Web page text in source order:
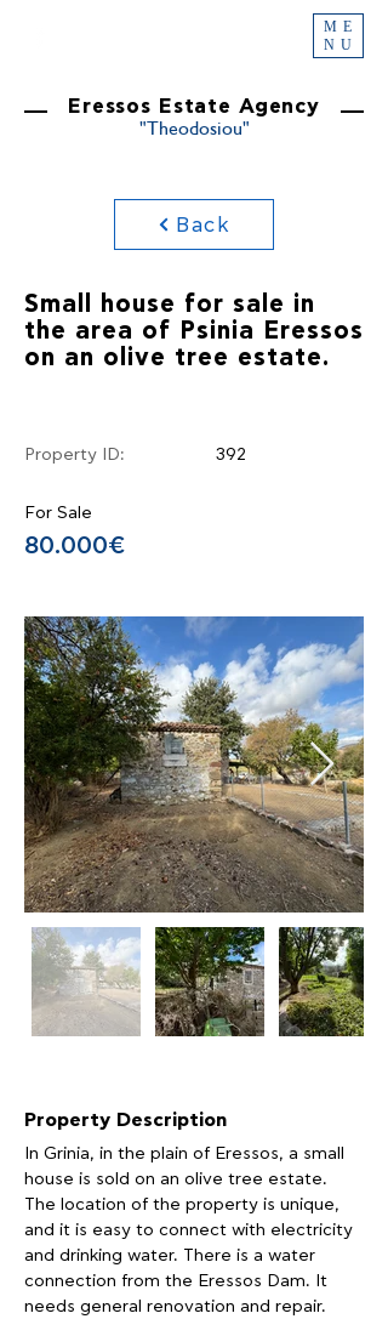
Eressos Estate Agency
"Theodosiou"
ME
NU
Back
Small house for sale in
the area of ​​Psinia Eressos
on an olive tree estate.
Property ID: 392
For Sale
80.000€
Property Description
In Grinia, in the plain of Eressos, a small
house is sold on an olive tree estate.
The location of the property is unique,
and it is easy to connect with electricity
and drinking water. There is a water
connection from the Eressos Dam. It
needs general renovation and repair.